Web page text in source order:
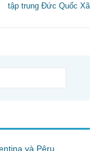
tập trung Đức Quốc Xã
và Pêru